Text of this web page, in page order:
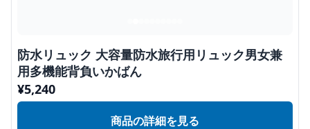
防水リュック 大容量防水旅行用リュック男女兼
用多機能背負いかばん
¥5,240
商品の詳細を見る